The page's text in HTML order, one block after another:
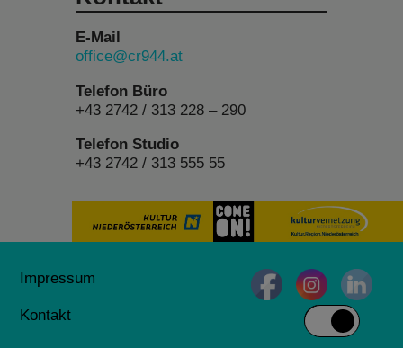
E-Mail
office@cr944.at
Telefon Büro
+43 2742 / 313 228 – 290
Telefon Studio
+43 2742 / 313 555 55
Impressum
Kontakt